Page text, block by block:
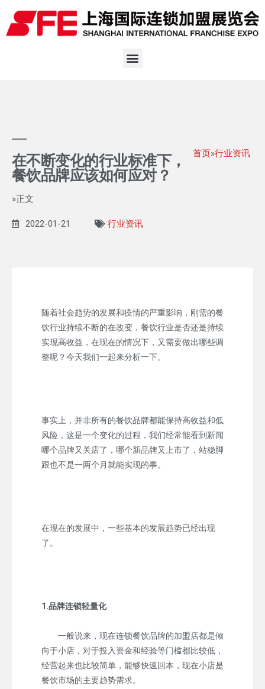
在不断变化的行业标准下，
餐饮品牌应该如何应对？
首页»行业资讯
»正文
2022-01-21 行业资讯
随着社会趋势的发展和疫情的严重影响，刚需的餐
饮行业持续不断的在改变，餐饮行业是否还是持续
实现高收益，在现在的情况下，又需要做出哪些调
整呢？今天我们一起来分析一下。
事实上，并非所有的餐饮品牌都能保持高收益和低
风险，这是一个变化的过程，我们经常能看到新闻
哪个品牌又关店了，哪个新品牌又上市了，站稳脚
跟也不是一两个月就能实现的事。
在现在的发展中，一些基本的发展趋势已经出现
了。
1.品牌连锁轻量化
一般说来，现在连锁餐饮品牌的加盟店都是倾
向于小店，对于投入资金和经验等门槛都比较低，
经营起来也比较简单，能够快速回本，现在小店是
餐饮市场的主要趋势需求。